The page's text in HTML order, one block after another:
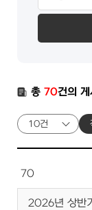
총 70건의
70
2026년 상반